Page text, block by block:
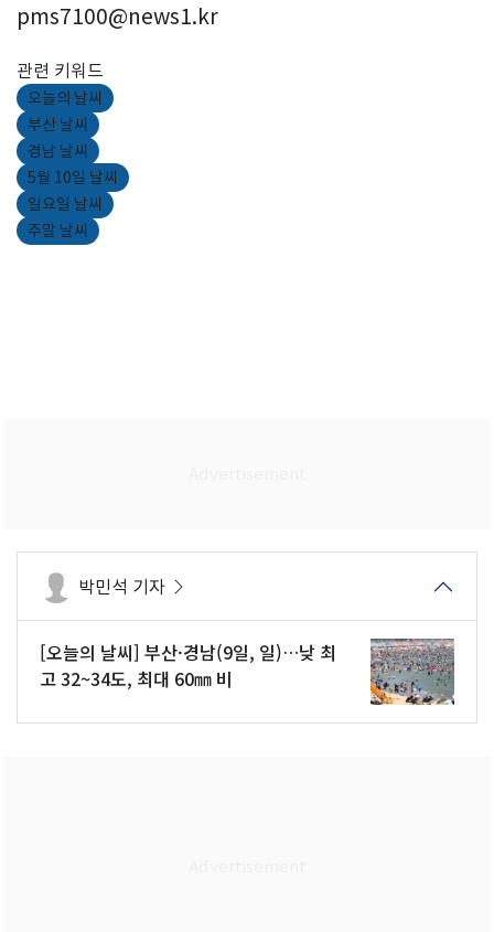
pms7100@news1.kr
관련 키워드
오늘의 날씨
부산 날씨
경남 날씨
5월 10일 날씨
일요일 날씨
주말 날씨
박민석 기자
[오늘의 날씨] 부산·경남(9일, 일)…낮 최
고 32~34도, 최대 60㎜ 비